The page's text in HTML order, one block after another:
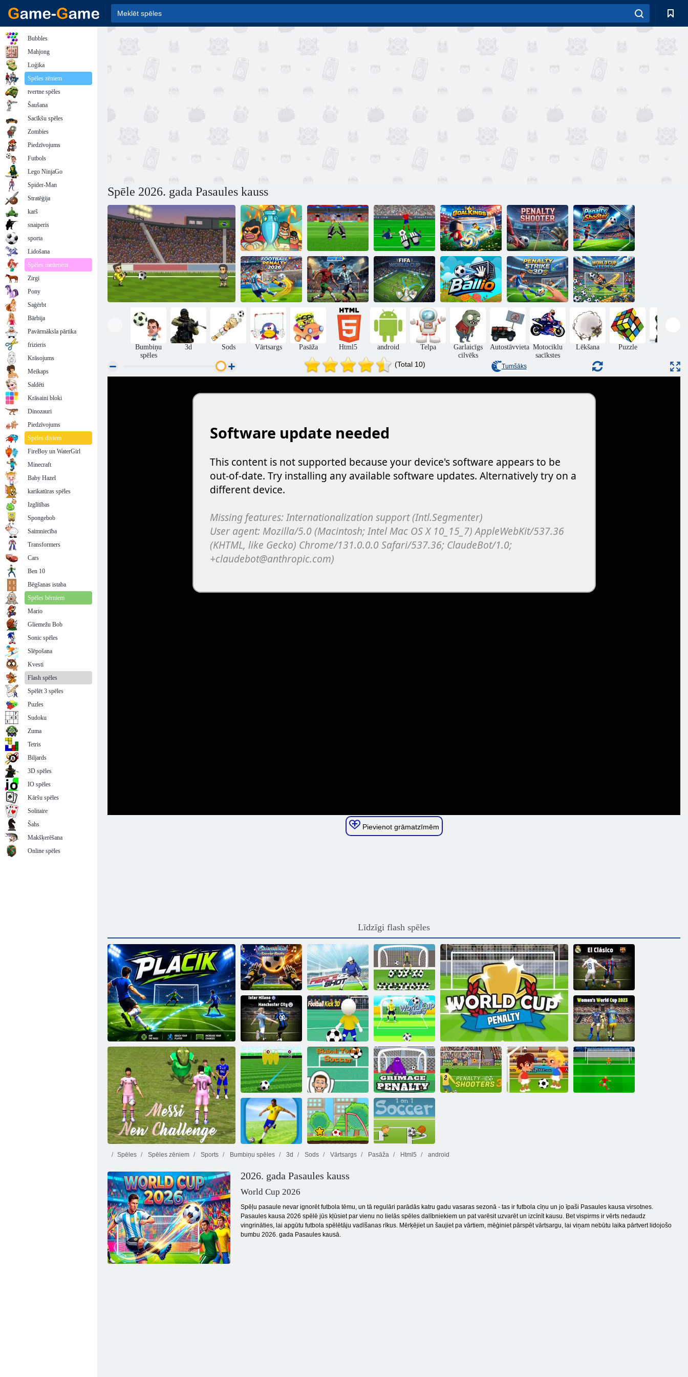
Spēle 2026. gada Pasaules kauss
Foot Chinko
Euro 2016
Vārtsargu
Challenge
Vārtsargs
Champ
Goa lKings Soda metējs Soda metējs
Futbola
sods 2026
Super Kick
FIFA Pasaules
Ballio
Penalty Strike
Pasaules kausa
turētājs
Bumbiņu
spēles
3d Sods Vārtsargs Pasāža Html5 android Telpa
Garlaicīgs
cilvēks
Autostāvvieta Motociklu
sacīkstes
Lēkšana Puzzle
(Total 10) Tumšāks
Pievienot grāmatzīmēm
Līdzīgi flash spēles
Plačiks
Noķer bumbu:
futbola sitieni
Sīva sitiens FIFA rezultāts El Clasico
Inter Milano vs.
Mančestras
pilsēta
Futbola sitiens
3D
Mesi jaunais izaicinājums
Pasaules kausa
sods
2023. gada
sievietēm
Bezmaksas
sitiena meistars
Skibidi tualetes
futbols
Grimases sods
Skrējējs futbols
Super futbola
zvaigzne 2
Spēles Spēles zēniem Sports Bumbiņu spēles 3d Sods Vārtsargs Pasāža Html5 android
2026. gada Pasaules kauss
World Cup 2026
Spēļu pasaule nevar ignorēt futbola tēmu, un tā regulāri parādās katru gadu vasaras sezonā - tas ir futbola cīņu un jo īpaši Pasaules kausa virsotnes.
Pasaules kausa 2026 spēlē jūs kļūsiet par vienu no lielās spēles dalībniekiem un pat varēsit uzvarēt un izcīnīt kausu. Bet vispirms ir vērts nedaudz
vingrināties, lai apgūtu futbola spēlētāju vadīšanas rīkus. Mērķējiet un šaujiet pa vārtiem, mēģiniet pārspēt vārtsargu, lai viņam nebūtu laika pārtvert lidojošo
bumbu 2026. gada Pasaules kausā.
Bubbles
Mahjong
Loģika
Spēles zēniem
tvertne spēles
Šaušana
Sacīkšu spēles
Zombies
Piedzīvojums
Futbols
Lego NinjaGo
Spider-Man
Stratēģija
karš
snaiperis
sporta
Lidošana
Spēles meitenēm
Zirgi
Pony
Saģērbt
Bārbija
Pavārmāksla pārtika
frizieris
Krāsojums
Meikaps
Saldēti
Krāsaini bloki
Dinozauri
Piedzīvojums
Spēles diviem
FireBoy un WaterGirl
Minecraft
Baby Hazel
karikatūras spēles
Izglītības
Spongebob
Saimniecība
Transformers
Cars
Ben 10
Bēgšanas istaba
Spēles bērniem
Mario
Gliemežu Bob
Sonic spēles
Slēpošana
Kvesti
Flash spēles
Spēlēt 3 spēles
Puzles
Sudoku
Zuma
Tetris
Biljards
3D spēles
IO spēles
Kāršu spēles
Solitaire
Šahs
Makšķerēšana
Online spēles